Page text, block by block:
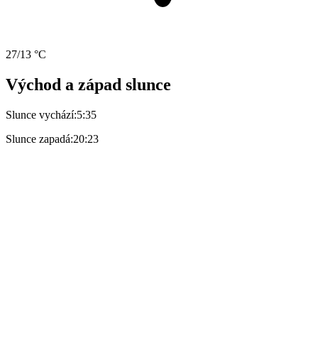
27/13 °C
Východ a západ slunce
Slunce vychází:5:35
Slunce zapadá:20:23